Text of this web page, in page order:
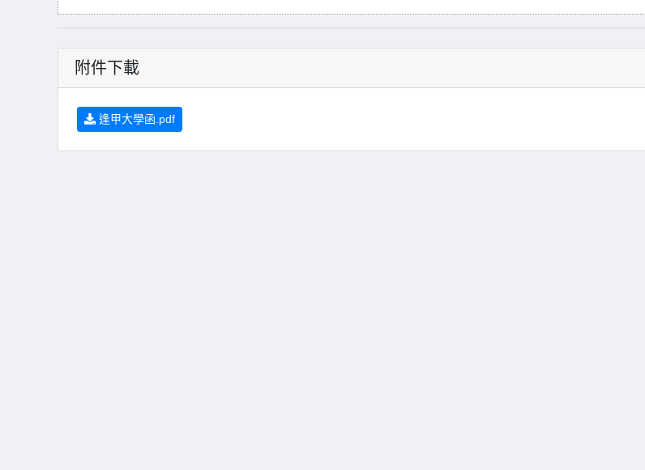
附件下載
逢甲大學函.pdf